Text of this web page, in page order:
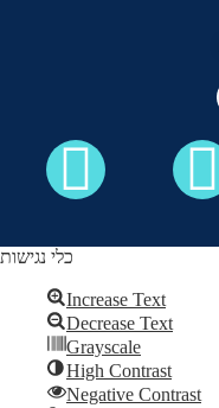
Skip to content
כלי נגישות
Increase Text
Decrease Text
Grayscale
High Contrast
Negative Contrast